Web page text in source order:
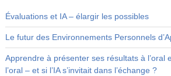
Évaluations et IA – élargir les possibles
Le futur des Environnements Personnels
Apprendre à présenter ses résultats à l’oral
l’oral – et si l’IA s’invitait dans l’échange ?